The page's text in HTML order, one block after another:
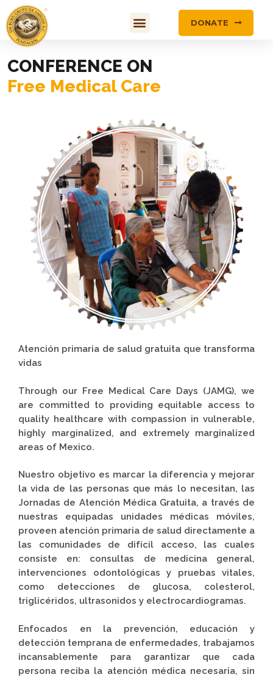
DONATE
CONFERENCE ON
Free Medical Care
Atención primaria de salud gratuita que transforma
vidas
Through our Free Medical Care Days (JAMG), we
are committed to providing equitable access to
quality healthcare with compassion in vulnerable,
highly marginalized, and extremely marginalized
areas of Mexico.
Nuestro objetivo es marcar la diferencia y mejorar
la vida de las personas que más lo necesitan, las
Jornadas de Atención Médica Gratuita, a través de
nuestras equipadas unidades médicas móviles,
proveen atención primaria de salud directamente a
las comunidades de difícil acceso, las cuales
consiste en: consultas de medicina general,
intervenciones odontológicas y pruebas vitales,
como detecciones de glucosa, colesterol,
triglicéridos, ultrasonidos y electrocardiogramas.
Enfocados en la prevención, educación y
detección temprana de enfermedades, trabajamos
incansablemente para garantizar que cada
persona reciba la atención médica necesaria, sin